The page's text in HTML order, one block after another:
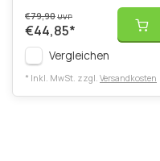
€79,90UVP
€44,85*
Vergleichen
* Inkl. MwSt. zzgl. Versandkosten